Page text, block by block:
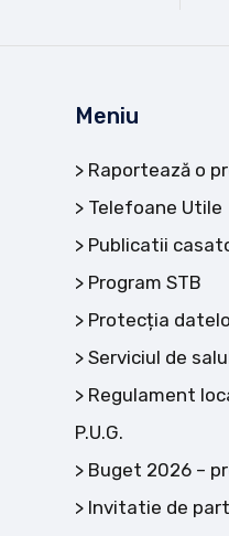
Meniu
Raportează o
Telefoane Utile
Publicatii
Program STB
Protecția
Serviciul de
Regulament
P.U.G.
Buget 2026 –
Invitatie de